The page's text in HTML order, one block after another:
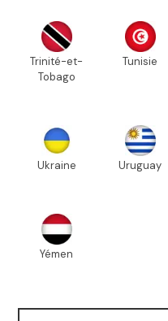
Trinité-et-
Tobago
Tunisie
Ukraine Uruguay
Yémen